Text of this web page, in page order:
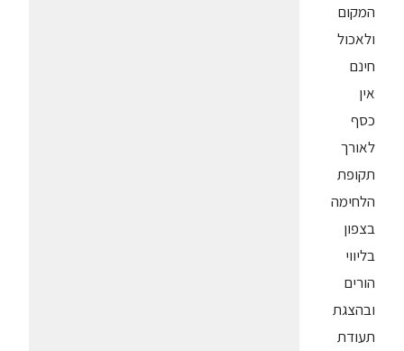
המקום
ולאכול
חינם
אין
כסף
לאורך
תקופת
הלחימה
בצפון
בליווי
הורים
ובהצגת
תעודת